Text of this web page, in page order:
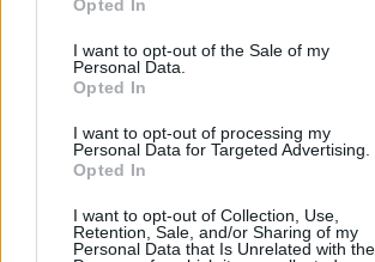
Opted In
I want to opt-out of the Sale of my
Personal Data.
Opted In
I want to opt-out of processing my
Personal Data for Targeted Advertising.
Opted In
I want to opt-out of Collection, Use,
Retention, Sale, and/or Sharing of my
Personal Data that Is Unrelated with the
«Θρίλερ» στον δήμο
λάθος αποτελέσματα
Γιάννης Γκίκας
Σε μάχη για γερά νεύρα εξελίσσεται η
για τον δήμο Αιγάλεω, καθώς η
στους δύο αντιπάλους τον νυν